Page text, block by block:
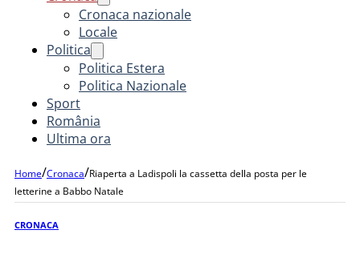
Cronaca nazionale
Locale
Politica
Politica Estera
Politica Nazionale
Sport
România
Ultima ora
Home/Cronaca/Riaperta a Ladispoli la cassetta della posta per le
letterine a Babbo Natale
CRONACA